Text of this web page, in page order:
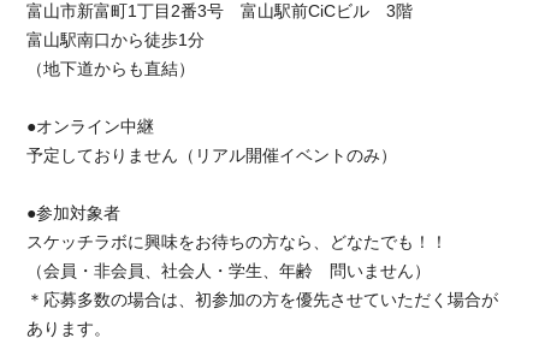
富山市新富町1丁目2番3号 富山駅前CiCビル 3階
富山駅南口から徒歩1分
（地下道からも直結）
●オンライン中継
予定しておりません（リアル開催イベントのみ）
●参加対象者
スケッチラボに興味をお待ちの方なら、どなたでも！！
（会員・非会員、社会人・学生、年齢 問いません）
＊応募多数の場合は、初参加の方を優先させていただく場合が
あります。